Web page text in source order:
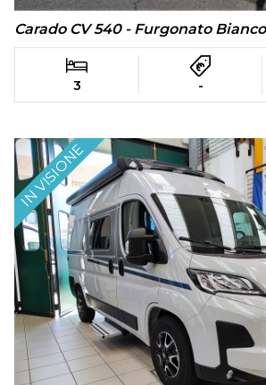
Carado CV 540 - Furgonato
3 -
IN VISIONE